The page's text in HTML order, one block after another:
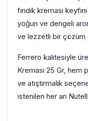
fındık kreması
yoğun ve dengeli
ve lezzetli bir çözüm
Ferrero kalitesiyle
Kreması 25 Gr, hem
ve atıştırmalık
istenilen her an